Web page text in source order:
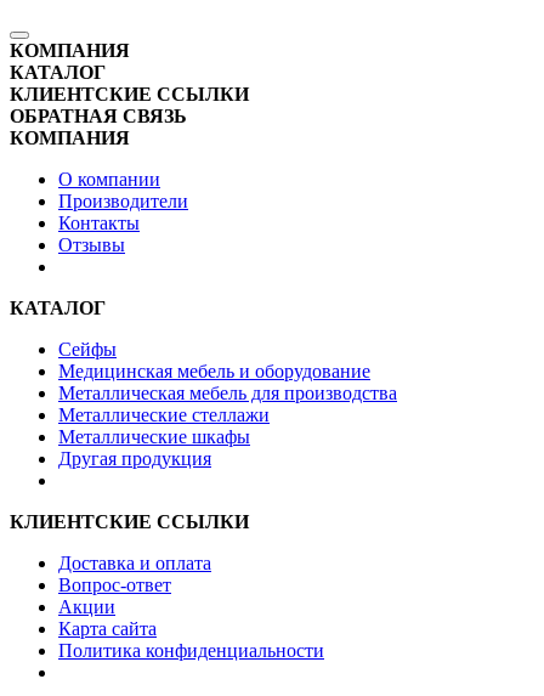
КОМПАНИЯ
КАТАЛОГ
КЛИЕНТСКИЕ ССЫЛКИ
ОБРАТНАЯ СВЯЗЬ
КОМПАНИЯ
О компании
Производители
Контакты
Отзывы
КАТАЛОГ
Сейфы
Медицинская мебель и оборудование
Металлическая мебель для производства
Металлические стеллажи
Металлические шкафы
Другая продукция
КЛИЕНТСКИЕ ССЫЛКИ
Доставка и оплата
Вопрос-ответ
Акции
Карта сайта
Политика конфиденциальности